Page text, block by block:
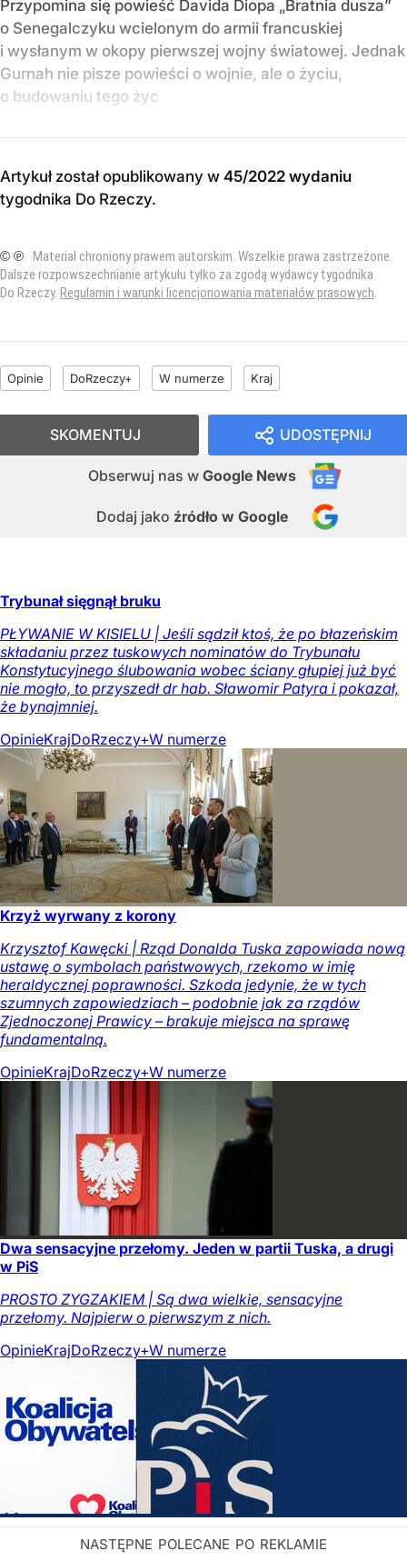
Przypomina się powieść Davida Diopa „Bratnia dusza”
o Senegalczyku wcielonym do armii francuskiej
i wysłanym w okopy pierwszej wojny światowej. Jednak
Gurnah nie pisze powieści o wojnie, ale o życiu,
o budowaniu tego życ
Artykuł został opublikowany w 45/2022 wydaniu
tygodnika Do Rzeczy.
© ℗ Materiał chroniony prawem autorskim. Wszelkie prawa zastrzeżone.
Dalsze rozpowszechnianie artykułu tylko za zgodą wydawcy tygodnika
Do Rzeczy. Regulamin i warunki licencjonowania materiałów prasowych.
Opinie DoRzeczy+ W numerze Kraj
UDOSTĘPNIJ
Obserwuj nas w Google News
Dodaj jako źródło w Google
SKOMENTUJ
Trybunał sięgnął bruku
PŁYWANIE W KISIELU | Jeśli sądził ktoś, że po błazeńskim
składaniu przez tuskowych nominatów do Trybunału
Konstytucyjnego ślubowania wobec ściany głupiej już być
nie mogło, to przyszedł dr hab. Sławomir Patyra i pokazał,
że bynajmniej.
OpinieKrajDoRzeczy+W numerze
Krzyż wyrwany z korony
Krzysztof Kawęcki | Rząd Donalda Tuska zapowiada nową
ustawę o symbolach państwowych, rzekomo w imię
heraldycznej poprawności. Szkoda jedynie, że w tych
szumnych zapowiedziach – podobnie jak za rządów
Zjednoczonej Prawicy – brakuje miejsca na sprawę
fundamentalną.
OpinieKrajDoRzeczy+W numerze
Dwa sensacyjne przełomy. Jeden w partii Tuska, a drugi
w PiS
PROSTO ZYGZAKIEM | Są dwa wielkie, sensacyjne
przełomy. Najpierw o pierwszym z nich.
OpinieKrajDoRzeczy+W numerze